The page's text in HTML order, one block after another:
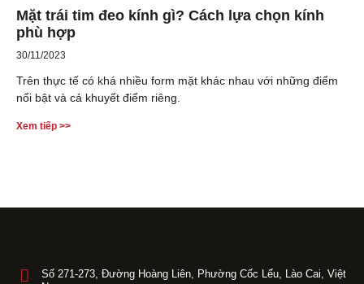
Mặt trái tim đeo kính gì? Cách lựa chọn kính
phù hợp
30/11/2023
Trên thực tế có khá nhiều form mặt khác nhau với những điểm
nổi bật và cả khuyết điểm riêng.
Xem tiếp >>
Số 271-273, Đường Hoàng Liên, Phường Cốc Lếu, Lào Cai, Việt